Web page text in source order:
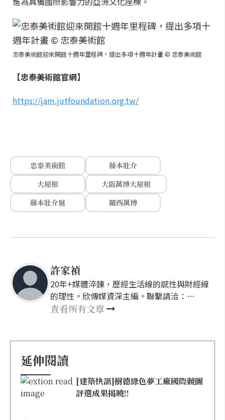
忠泰美術館迎來開館十週年里程碑，提出多項十週年計畫 © 忠泰美術館
【忠泰美術館官網】
https://jam.jutfoundation.org.tw/
忠泰美術館
藤本壯介
大屋根
大阪萬博大屋根
藤本壯介展
關西萬博
許家禎
20年+媒體淬鍊，歷經生活線的感性與財經線
的理性。欣傳媒資深主編。聯繫請洽：
nellyhsu@xinmedia.com
查看所有文章
延伸閱讀
[建築快訊]樹德綠色夢工廠國際競圖
評選成果揭曉!!